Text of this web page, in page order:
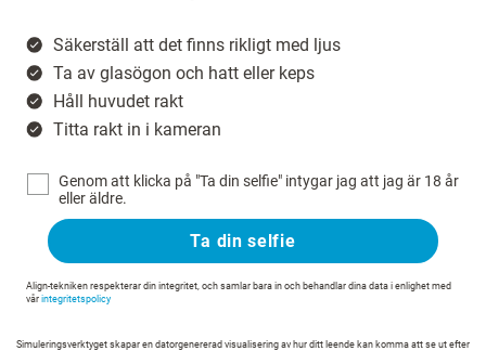
Säkerställ att det finns rikligt med ljus
Ta av glasögon och hatt eller keps
Håll huvudet rakt
Titta rakt in i kameran
Genom att klicka på "Ta din selfie" intygar jag att jag är 18 år
eller äldre.
Ta din selfie
Align-tekniken respekterar din integritet, och samlar bara in och behandlar dina data i enlighet med
vår integritetspolicy
Simuleringsverktyget skapar en datorgenererad visualisering av hur ditt leende kan komma att se ut efter